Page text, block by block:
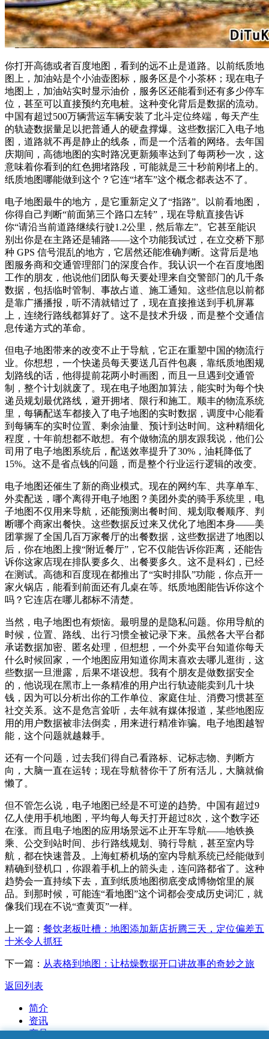
你打开高德或者百度地图，看到的远不止是道路。以前纸质地
图上，加油站是个小油壶图标，服务区是个小茶杯；现在电子
地图上，加油站实时显示油价，服务区还能看到还有多少停车
位，甚至可以直接预约充电桩。这种变化背后是数据的流动。
中国有超过500万辆营运车辆安装了北斗定位终端，每天产生
的轨迹数据量足以把普通人的硬盘撑爆。这些数据汇入电子地
图，道路就不再是静止的线条，而是一个活着的网络。去年国
庆期间，高德地图的实时路况更新频率达到了每两秒一次，这
意味着你看到的红色拥堵路段，可能就是三十秒前刚堵上的。
纸质地图哪能做到这个？它连“堵车”这个概念都表达不了。
电子地图最牛的地方，是它重新定义了“指路”。以前看地图，
你得自己判断“前面第三个路口左转”，现在导航直接告诉
你“请沿当前道路继续行驶1.2公里，然后靠左”。它甚至能识
别出你是在主路还是辅路——这个功能我试过，在立交桥下那
种 GPS 信号混乱的地方，它居然还能准确判断。这背后是地
图服务商和交通管理部门的深度合作。我认识一个在百度地图
工作的朋友，他说他们团队每天要处理来自交警部门的几千条
数据，包括临时管制、事故占道、施工通知。这些信息以前都
是靠广播播报，听不清就错过了，现在直接推送到手机屏幕
上，连绕行路线都算好了。这不是技术升级，而是整个交通信
息传递方式的革命。
但电子地图带来的改变不止于导航，它正在重塑中国的物流行
业。你想想，一个快递员每天要送几百件包裹，靠纸质地图规
划路线的话，他得提前花两小时画图，而且一旦遇到交通管
制，整个计划就废了。现在电子地图加算法，能实时为每个快
递员规划最优路线，避开拥堵、限行和施工。顺丰的物流系统
里，每辆配送车都接入了电子地图的实时数据，调度中心能看
到每辆车的实时位置、剩余油量、预计到达时间。这种精细化
程度，十年前想都不敢想。有个做物流的朋友跟我说，他们公
司用了电子地图系统后，配送效率提升了30%，油耗降低了
15%。这不是省点钱的问题，而是整个行业运行逻辑的改变。
电子地图还催生了新的商业模式。现在的网约车、共享单车、
外卖配送，哪个离得开电子地图？美团外卖的骑手系统里，电
子地图不仅用来导航，还能预测出餐时间、规划取餐顺序、判
断哪个商家出餐快。这些数据反过来又优化了地图本身——美
团掌握了全国几百万家餐厅的出餐数据，这些数据进了地图以
后，你在地图上搜“附近餐厅”，它不仅能告诉你距离，还能告
诉你这家店现在排队要多久、出餐要多久。这不是科幻，已经
在测试。高德和百度现在都推出了“实时排队”功能，你点开一
家火锅店，能看到前面还有几桌在等。纸质地图能告诉你这个
吗？它连店在哪儿都标不清楚。
当然，电子地图也有烦恼。最明显的是隐私问题。你用导航的
时候，位置、路线、出行习惯全被记录下来。虽然各大平台都
承诺数据加密、匿名处理，但想想，一个外卖平台知道你每天
什么时候回家，一个地图应用知道你周末喜欢去哪儿逛街，这
些数据一旦泄露，后果不堪设想。我有个朋友是做数据安全
的，他说现在黑市上一条精准的用户出行轨迹能卖到几十块
钱，因为可以分析出你的工作单位、家庭住址、消费习惯甚至
社交关系。这不是危言耸听，去年就有媒体报道，某些地图应
用的用户数据被非法倒卖，用来进行精准诈骗。电子地图越智
能，这个问题就越棘手。
还有一个问题，过去我们得自己看路标、记标志物、判断方
向，大脑一直在运转；现在导航替你干了所有活儿，大脑就偷
懒了。
但不管怎么说，电子地图已经是不可逆的趋势。中国有超过9
亿人使用手机地图，平均每人每天打开超过8次，这个数字还
在涨。而且电子地图的应用场景远不止开车导航——地铁换
乘、公交到站时间、步行路线规划、骑行导航，甚至室内导
航，都在快速普及。上海虹桥机场的室内导航系统已经能做到
精确到登机口，你跟着手机上的箭头走，连问路都省了。这种
趋势会一直持续下去，直到纸质地图彻底变成博物馆里的展
品。到那时候，可能连“看地图”这个词都会变成历史词汇，就
像我们现在不说“查黄页”一样。
上一篇： 餐饮老板吐槽：地图添加新店折腾三天，定位偏差五
十米令人抓狂
下一篇： 从表格到地图：让枯燥数据开口讲故事的奇妙之旅
返回列表
简介
资讯
产品